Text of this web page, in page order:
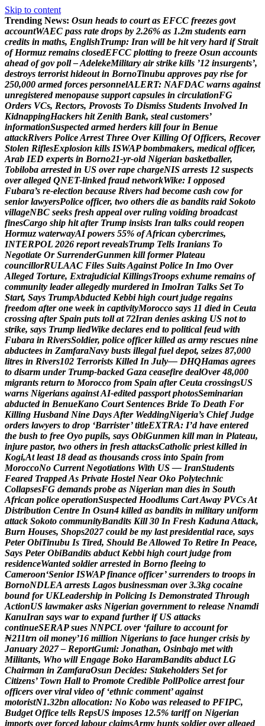
Skip to content
Trending News: Osun heads to court as EFCC freezes govt
accountWAEC pass rate drops by 2.26% as 1.2m students earn
credits in maths, EnglishTrump: Iran will be hit very hard if Strait
of Hormuz remains closedEFCC plotting to freeze Osun accounts
ahead of gov poll –AdelekeMilitary air strike kills ’12 insurgents’,
destroys terrorist hideout in BornoTinubu approves pay rise for
250,000 armed forces personnelALERT: NAFDAC warns against
unregistered menopause support capsules in circulationFG
Orders VCs, Rectors, Provosts To Dismiss Students Involved In
KidnappingHackers hit Zenith Bank, steal customers’
informationSuspected armed herders kill four in Benue
attackRivers PoliceArrest Three Over Killing Of Officers, Recover
Stolen RiflesExplosion kills ISWAP bombmakers, medical officer,
Arab IED experts in Borno21-yr-old Nigerian basketballer,
Tobiloba arrested in US over rape chargeNIS arrests 12 suspects
over alleged QNET-linked fraud networkWike: I opposed
Fubara’s re-election because Rivers had become cash cow for
senior lawyersPolice officer, two others die as bandits raid Sokoto
villageNBC seeks fresh appeal over ruling voiding broadcast
finesCargo ship hit after Trump insists Iran talks could reopen
Hormuz waterwayAI powers 55% ofAfrican cybercrimes,
INTERPOL 2026 report revealsTrump Tells Iranians To
Negotiate Or SurrenderGunmen kill former Plateau
councillorRULAAC Files SuitsAgainst Police In Imo Over
Alleged Torture, Extrajudicial KillingsTroops exhume remains of
community leader allegedly murdered in ImoIran Talks Set To
Start, Says TrumpAbducted Kebbi high court judge regains
freedom after one week in captivityMorocco says 11 died in Ceuta
crossing after Spain puts toll at 72Iran denies asking US not to
strike, says Trump liedWike declares end to political feud with
Fubara in RiversSoldier, police officer killed as army rescues nine
abductees in ZamfaraNavy busts illegal fuel depot, seizes 87,000
litres in Rivers102 Terrorists Killed In July— DHQHamas agrees
to disarm under Trump-backed Gaza ceasefire dealOver 48,000
migrants return to Morocco from Spain after Ceuta crossingsUS
warns Nigerians againstAI-edited passport photosSeminarian
abducted in BenueKano Court Sentences Bride To Death For
Killing Husband Nine DaysAfter WeddingNigeria’s Chief Judge
orders lawyers to drop ‘Barrister’ titleEXTRA: I’d have entered
the bush to free Oyo pupils, says ObiGunmen kill man in Plateau,
injure pastor, two others in fresh attacksCatholic priest killed in
Kogi,At least 18 dead as thousands cross into Spain from
MoroccoNo Current Negotiations With US — IranStudents
Feared TrappedAs Private Hostel Near Oko Polytechnic
CollapsesFG demands probe as Nigerian man dies in South
African police operationSuspected Hoodlums CartAway PVCsAt
Distribution Centre In Osun4 killed as bandits in military uniform
attack Sokoto communityBandits Kill 30 In Fresh KadunaAttack,
Burn Houses, Shops2027 could be my last presidential race, says
Peter ObiTinubu Is Tired, Should BeAllowed To Retire In Peace,
Says Peter ObiBandits abduct Kebbi high court judge from
residenceWanted soldier arrested in Borno fleeing to
Cameroon‘Senior ISWAP finance officer’ surrenders to troops in
BornoNDLEA arrests Lagos businessman over 3.3kg cocaine
bound for UKLeadership in Policing Is Demonstrated Through
ActionUS lawmaker asks Nigerian government to release Nnamdi
KanuIran says war to expand further if US attacks
continueSERAP sues NNPCL over ‘failure to account for
₦211trn oil money’16 million Nigerians to face hunger crisis by
January 2027 – ReportGumi: Jonathan, Osinbajo met with
Militants, Who will Engage Boko HaramBandits abduct LG
Chairman in ZamfaraOsun Decides: Stakeholders Set for
Citizens’ Town Hall to Promote Credible PollPolice arrest four
officers over viral video of ‘ethnic comment’ against
motoristN1.32bn allocation: No Kobo was released to PFIPC,
Budget Office tells RepsUS imposes 12.5% tariff on Nigerian
imports over forced labour claimsArmy hunts soldier over alleged